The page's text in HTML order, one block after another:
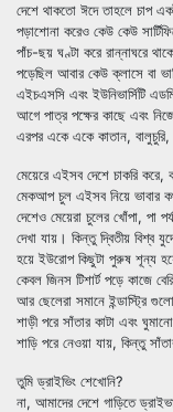
দেশে থাকতো ঈদে তাহলে চাপ
পড়াশোনা করেও কেউ কেউ
পাঁচ-ছয় ঘণ্টা করে রান্নাঘরে
পড়েছিল আবার কেউ ক্লাসে বা
এইচএসসি এবং ইউনিভার্সিটি
আগে পাত্র পক্ষের কাছে এবং
এরপর একে একে কাতান, বালুচুরি,
মেয়েরে এইসব দেশে চাকরি
মেকআপ চুল এইসব নিয়ে ভাবার
দেশেও মেয়েরা চুলের খোঁপা,
দেখা যায়। কিন্তু দ্বিতীয় বিশ্ব
হয়ে ইউরোপ কিছুটা পুরুষ শূন্য
কেবল জিনস টিশার্ট পড়ে কাজে
আর ছেলেরা সমানে ইন্ডাস্ট্রি
শাড়ী পরে সাঁতার কাটা এবং
শাড়ি পরে নেওয়া যায়, কিন্তু
তুমি ড্রাইভিং শেখোনি?
না, আমাদের দেশে গাড়িতে